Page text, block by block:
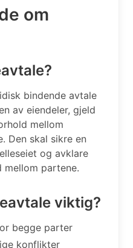
om
bindende avtale
av eiendeler, gjeld
mellom
Den skal sikre en
og avklare
mellom partene.
viktig?
begge parter
konflikter